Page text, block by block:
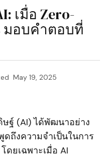
เมื่อ Zero-
มอบคำตอบที่
May 19, 2025
ฐ์ (AI) ได้พัฒนาอย่าง
ถึงความจำเป็นในการ
ดยเฉพาะเมื่อ AI